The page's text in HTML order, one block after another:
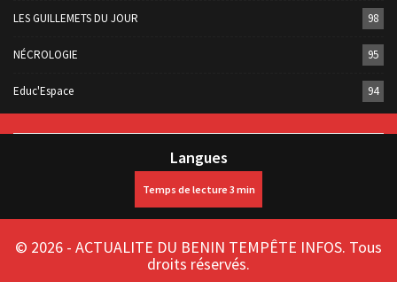
LES GUILLEMETS DU JOUR 98
NÉCROLOGIE 95
Educ'Espace 94
Langues
© 2026 - ACTUALITE DU BENIN TEMPÊTE INFOS. Tous
droits réservés.